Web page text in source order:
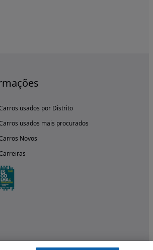
usados por Distrito
usados mais procurados
Novos